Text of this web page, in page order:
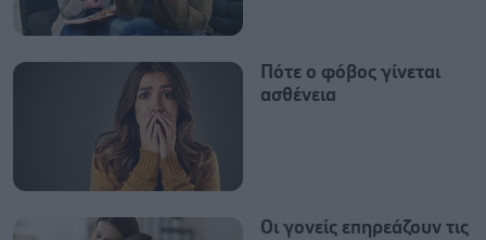
Πότε ο φόβος γίνεται
ασθένεια
Οι γονείς επηρεάζουν τις